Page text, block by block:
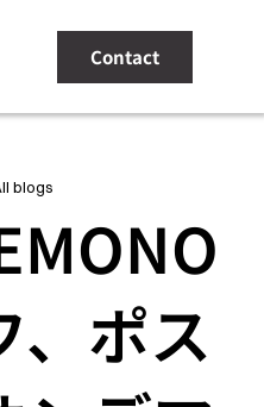
Contact
THINGS
blogs
ポス